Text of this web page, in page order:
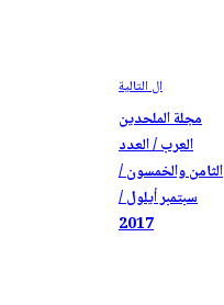
الالتالية
مجلة الملحدين
العرب / العدد
الثامن والخمسون /
سبتمبر أيلول /
2017